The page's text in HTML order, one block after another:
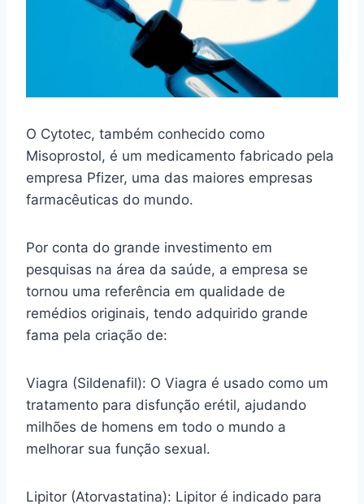
O Cytotec, também conhecido como
Misoprostol, é um medicamento fabricado pela
empresa Pfizer, uma das maiores empresas
farmacêuticas do mundo.
Por conta do grande investimento em
pesquisas na área da saúde, a empresa se
tornou uma referência em qualidade de
remédios originais, tendo adquirido grande
fama pela criação de:
Viagra (Sildenafil): O Viagra é usado como um
tratamento para disfunção erétil, ajudando
milhões de homens em todo o mundo a
melhorar sua função sexual.
Lipitor (Atorvastatina): Lipitor é indicado para